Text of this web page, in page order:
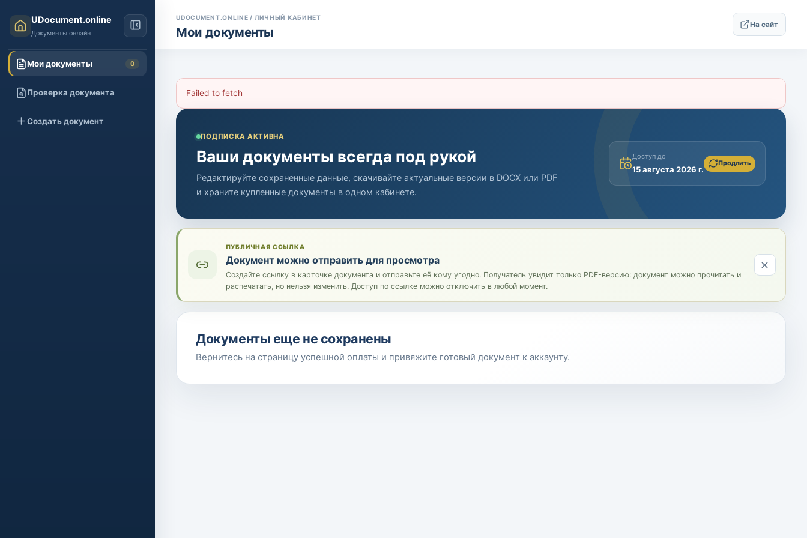
UDocument.online
Документы онлайн
Мои документы 0
Проверка документа
Создать документ
UDOCUMENT.ONLINE / ЛИЧНЫЙ КАБИНЕТ
Мои документы
На сайт
Failed to fetch
ПОДПИСКА АКТИВНА
Ваши документы всегда под рукой
Редактируйте сохраненные данные, скачивайте актуальные версии в DOCX или PDF
и храните купленные документы в одном кабинете.
Доступ до
15 августа 2026 г.
Продлить
ПУБЛИЧНАЯ ССЫЛКА
Документ можно отправить для просмотра
Создайте ссылку в карточке документа и отправьте её кому угодно. Получатель увидит только PDF-версию: документ можно прочитать и
распечатать, но нельзя изменить. Доступ по ссылке можно отключить в любой момент.
Документы еще не сохранены
Вернитесь на страницу успешной оплаты и привяжите готовый документ к аккаунту.